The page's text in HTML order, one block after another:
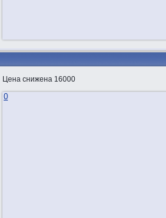
Цена снижена 16000
0